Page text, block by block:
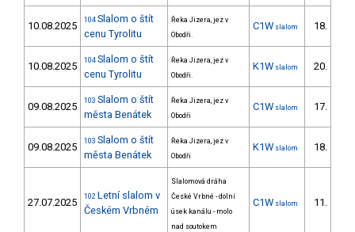
10.08.2025 104 Slalom o štít
cenu Tyrolitu
Řeka Jizera, jez v
Obodři.
C1W slalom 18.
10.08.2025 104 Slalom o štít
cenu Tyrolitu
Řeka Jizera, jez v
Obodři.
K1W slalom 20.
09.08.2025 103 Slalom o štít
města Benátek
Řeka Jizera, jez v
Obodři
C1W slalom 17.
09.08.2025 103 Slalom o štít
města Benátek
Řeka Jizera, jez v
Obodři
K1W slalom 18.
27.07.2025 102 Letní slalom v
Českém Vrbném
Slalomová dráha
České Vrbné - dolní
úsek kanálu - molo
nad soutokem
C1W slalom 11.